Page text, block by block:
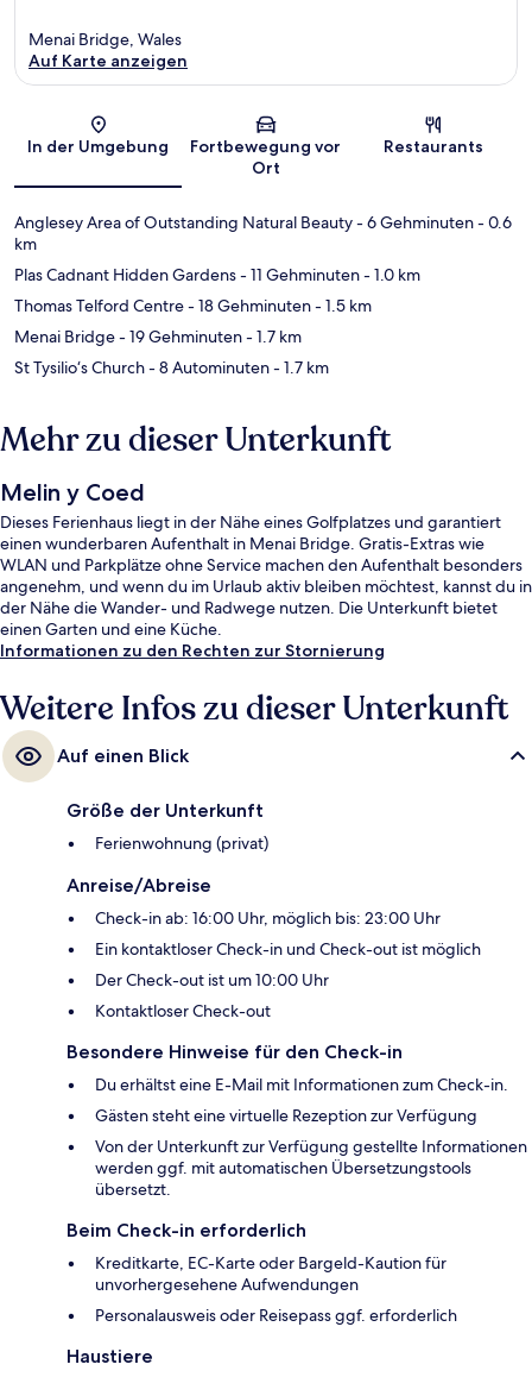
Karte
Menai Bridge, Wales
Auf Karte anzeigen
In der Umgebung
Fortbewegung vor
Ort
Restaurants
Anglesey Area of Outstanding Natural Beauty- 6 Gehminuten- 0.6
km
Plas Cadnant Hidden Gardens- 11 Gehminuten- 1.0 km
Thomas Telford Centre- 18 Gehminuten- 1.5 km
Menai Bridge- 19 Gehminuten- 1.7 km
St Tysilio‘s Church- 8 Autominuten- 1.7 km
Mehr zu dieser Unterkunft
Melin y Coed
Dieses Ferienhaus liegt in der Nähe eines Golfplatzes und garantiert
einen wunderbaren Aufenthalt in Menai Bridge. Gratis-Extras wie
WLAN und Parkplätze ohne Service machen den Aufenthalt besonders
angenehm, und wenn du im Urlaub aktiv bleiben möchtest, kannst du in
der Nähe die Wander- und Radwege nutzen. Die Unterkunft bietet
einen Garten und eine Küche.
Informationen zu den Rechten zur Stornierung
Weitere Infos zu dieser Unterkunft
Auf einen Blick
Größe der Unterkunft
Ferienwohnung (privat)
Anreise/Abreise
Check-in ab: 16:00 Uhr, möglich bis: 23:00 Uhr
Ein kontaktloser Check-in und Check-out ist möglich
Der Check-out ist um 10:00 Uhr
Kontaktloser Check-out
Besondere Hinweise für den Check-in
Du erhältst eine E-Mail mit Informationen zum Check-in.
Gästen steht eine virtuelle Rezeption zur Verfügung
Von der Unterkunft zur Verfügung gestellte Informationen
werden ggf. mit automatischen Übersetzungstools
übersetzt.
Beim Check-in erforderlich
Kreditkarte, EC-Karte oder Bargeld-Kaution für
unvorhergesehene Aufwendungen
Personalausweis oder Reisepass ggf. erforderlich
Haustiere